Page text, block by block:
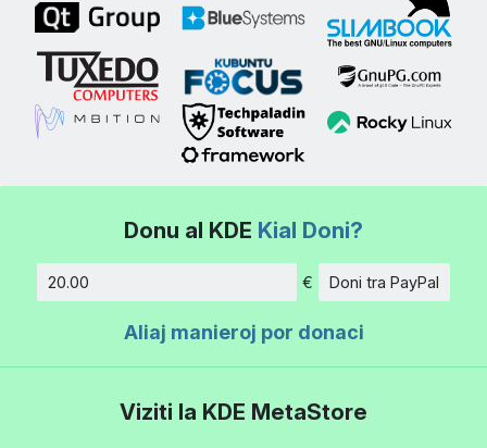
Donu al KDE Kial Doni?
€ Doni tra PayPal
Aliaj manieroj por donaci
Viziti la KDE MetaStore